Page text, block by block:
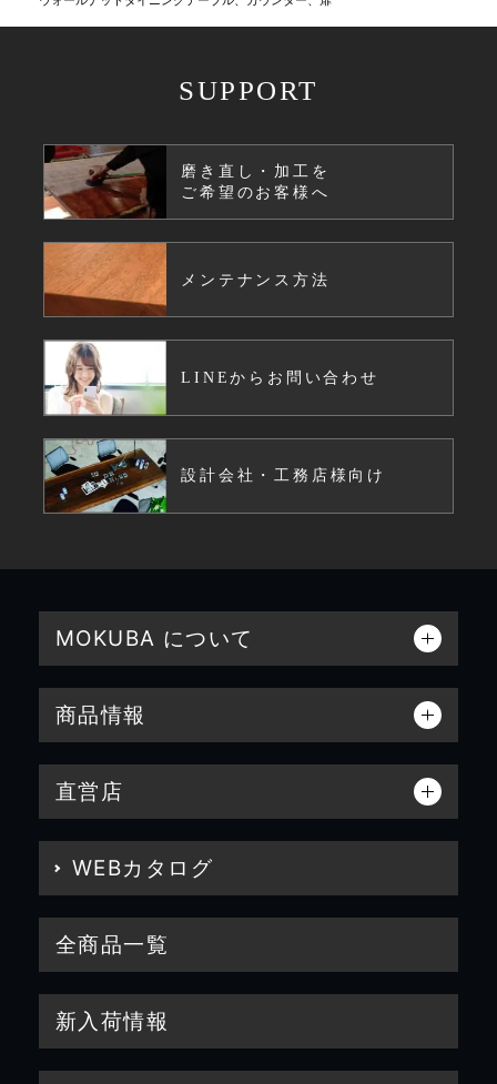
SUPPORT
磨き直し・加工を
ご希望のお客様へ
メンテナンス方法
LINEからお問い合わせ
設計会社・工務店様向け
MOKUBA について
商品情報
直営店
WEBカタログ
全商品一覧
新入荷情報